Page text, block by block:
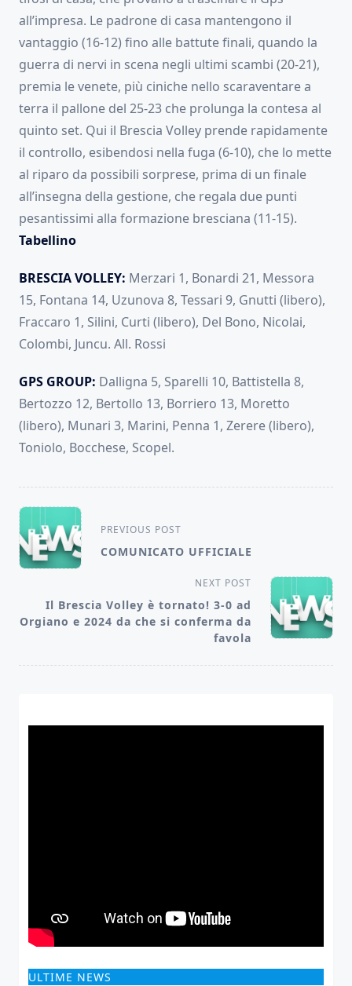
all’impresa. Le padrone di casa mantengono il
vantaggio (16-12) fino alle battute finali, quando la
guerra di nervi in scena negli ultimi scambi (20-21),
premia le venete, più ciniche nello scaraventare a
terra il pallone del 25-23 che prolunga la contesa al
quinto set. Qui il Brescia Volley prende rapidamente
il controllo, esibendosi nella fuga (6-10), che lo mette
al riparo da possibili sorprese, prima di un finale
all’insegna della gestione, che regala due punti
pesantissimi alla formazione bresciana (11-15).
Tabellino
BRESCIA VOLLEY: Merzari 1, Bonardi 21, Messora
15, Fontana 14, Uzunova 8, Tessari 9, Gnutti (libero),
Fraccaro 1, Silini, Curti (libero), Del Bono, Nicolai,
Colombi, Juncu. All. Rossi
GPS GROUP: Dalligna 5, Sparelli 10, Battistella 8,
Bertozzo 12, Bertollo 13, Borriero 13, Moretto
(libero), Munari 3, Marini, Penna 1, Zerere (libero),
Toniolo, Bocchese, Scopel.
<span
class="nav-
subtitle
reader-
text">Page</span>
PREVIOUS POST
COMUNICATO UFFICIALE
NEXT POST
Il Brescia Volley è tornato! 3-0 ad
Orgiano e 2024 da che si conferma da
favola
ULTIME NEWS